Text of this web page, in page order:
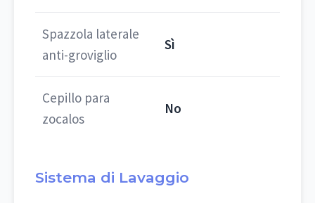
Spazzola laterale
anti-groviglio
Sì
Cepillo para
zocalos
No
Sistema di Lavaggio